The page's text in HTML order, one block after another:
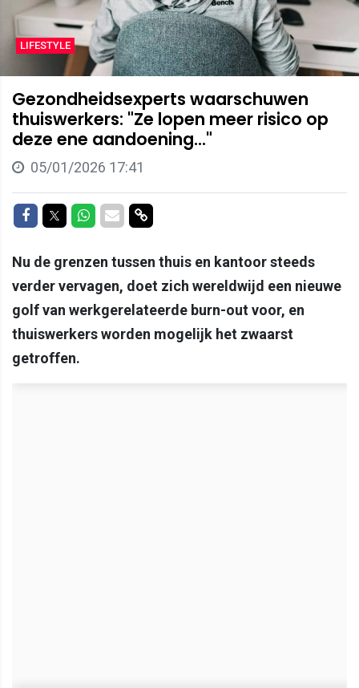
LIFESTYLE
Gezondheidsexperts waarschuwen
thuiswerkers: "Ze lopen meer risico op
deze ene aandoening..."
05/01/2026 17:41
Delen op Facebook
Delen op Twitter
Delen op Whatsapp
Delen via Mail
Delen via link
Nu de grenzen tussen thuis en kantoor steeds
verder vervagen, doet zich wereldwijd een nieuwe
golf van werkgerelateerde burn-out voor, en
thuiswerkers worden mogelijk het zwaarst
getroffen.